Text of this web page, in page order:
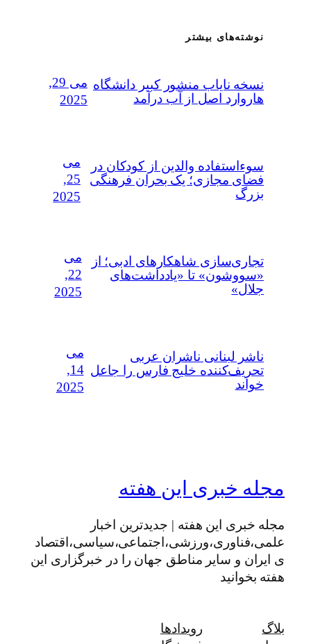
نوشته‌های بیشتر
نسخه نایاب منشور کبیر دانشگاه
هاروارد اصل از آب درآمد
می 29,
2025
سوءاستفاده‌ والدین از کودکان در
فضای مجازی؛ یک بحران فرهنگی
بزرگ
می
25,
2025
تجاری‌سازی شاهکارهای ادبی؛ از
«سووشون» تا «یادداشت‌های
جلال»
می
22,
2025
ناشر لبنانی ناشران عربی
تحریف‌کننده خلیج فارس را جاعل
خواند
می
14,
2025
مجله خبری این هفته
مجله خبری این هفته | جدیدترین اخبار
علمی،فناوری،ورزشی،اجتماعی،سیاسی،اقتصاد
ی ایران و سایر مناطق جهان را در خبرگزاری این
هفته بخوانید
بلاگ
رویدادها